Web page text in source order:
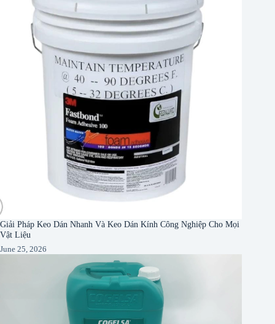
Giải Pháp Keo Dán Nhanh Và Keo Dán Kính Công Nghiệp Cho Mọi
Vật Liệu
June 25, 2026